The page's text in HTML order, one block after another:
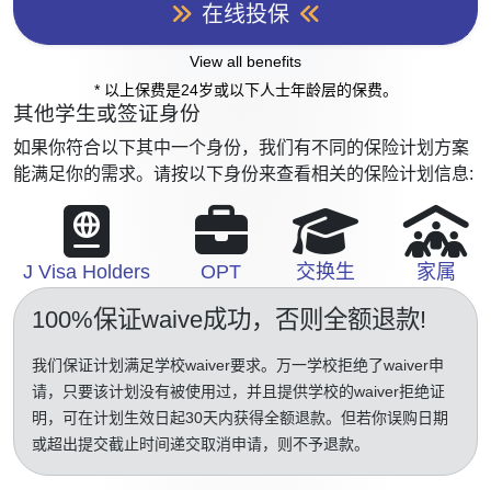
在线投保
View all benefits
* 以上保费是24岁或以下人士年龄层的保费。
其他学生或签证身份
如果你符合以下其中一个身份，我们有不同的保险计划方案
能满足你的需求。请按以下身份来查看相关的保险计划信息:
J Visa Holders OPT 交换生 家属
100%保证waive成功，否则全额退款!
我们保证计划满足学校waiver要求。万一学校拒绝了waiver申
请，只要该计划没有被使用过，并且提供学校的waiver拒绝证
明，可在计划生效日起30天内获得全额退款。但若你误购日期
或超出提交截止时间递交取消申请，则不予退款。